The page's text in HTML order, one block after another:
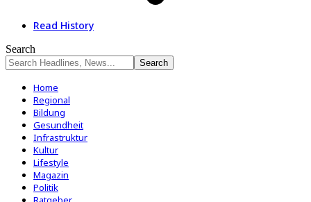
Read History
Search
Home
Regional
Bildung
Gesundheit
Infrastruktur
Kultur
Lifestyle
Magazin
Politik